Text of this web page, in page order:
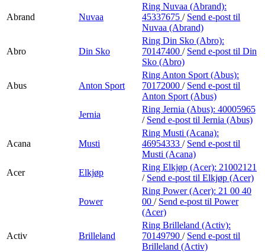
Abrand Nuvaa
Ring Nuvaa (Abrand):
45337675 / Send e-post til
Nuvaa (Abrand)
Abro Din Sko
Ring Din Sko (Abro):
70147400 / Send e-post til Din
Sko (Abro)
Abus Anton Sport
Ring Anton Sport (Abus):
70172000 / Send e-post til
Anton Sport (Abus)
Jernia
Ring Jernia (Abus): 40005965
/ Send e-post til Jernia (Abus)
Acana Musti
Ring Musti (Acana):
46954333 / Send e-post til
Musti (Acana)
Acer
Elkjøp
Ring Elkjøp (Acer): 21002121
/ Send e-post til Elkjøp (Acer)
Power
Ring Power (Acer): 21 00 40
00 / Send e-post til Power
(Acer)
Activ Brilleland
Ring Brilleland (Activ):
70149790 / Send e-post til
Brilleland (Activ)